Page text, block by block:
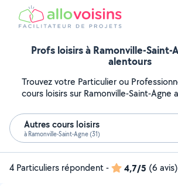
Profs loisirs à Ramonville-Saint-
alentours
Trouvez votre Particulier ou
cours loisirs sur Ramonville-Saint-Agne
Autres cours loisirs
à Ramonville-Saint-Agne (31)
4 Particuliers répondent- 4,7/5 (6 avis)